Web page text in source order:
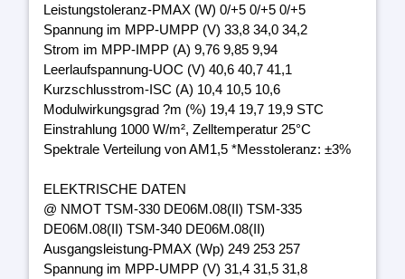
Leistungstoleranz-PMAX (W) 0/+5 0/+5 0/+5
Spannung im MPP-UMPP (V) 33,8 34,0 34,2
Strom im MPP-IMPP (A) 9,76 9,85 9,94
Leerlaufspannung-UOC (V) 40,6 40,7 41,1
Kurzschlusstrom-ISC (A) 10,4 10,5 10,6
Modulwirkungsgrad ?m (%) 19,4 19,7 19,9 STC
Einstrahlung 1000 W/m², Zelltemperatur 25°C
Spektrale Verteilung von AM1,5 *Messtoleranz: ±3%
ELEKTRISCHE DATEN
@ NMOT TSM-330 DE06M.08(II) TSM-335
DE06M.08(II) TSM-340 DE06M.08(II)
Ausgangsleistung-PMAX (Wp) 249 253 257
Spannung im MPP-UMPP (V) 31,4 31,5 31,8